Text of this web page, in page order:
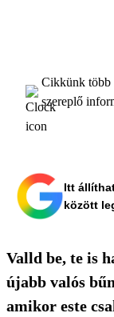
Cikkünk több
szereplő
Itt
között
Valld be, te is
újabb valós
amikor este